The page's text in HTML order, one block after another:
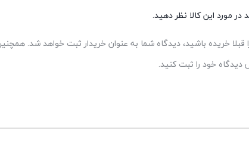
مورد این کالا نظر دهید.
قبلا خریده باشید، دیدگاه شما به عنوان خریدار ثبت خواهد شد.
خود را ثبت کنید.